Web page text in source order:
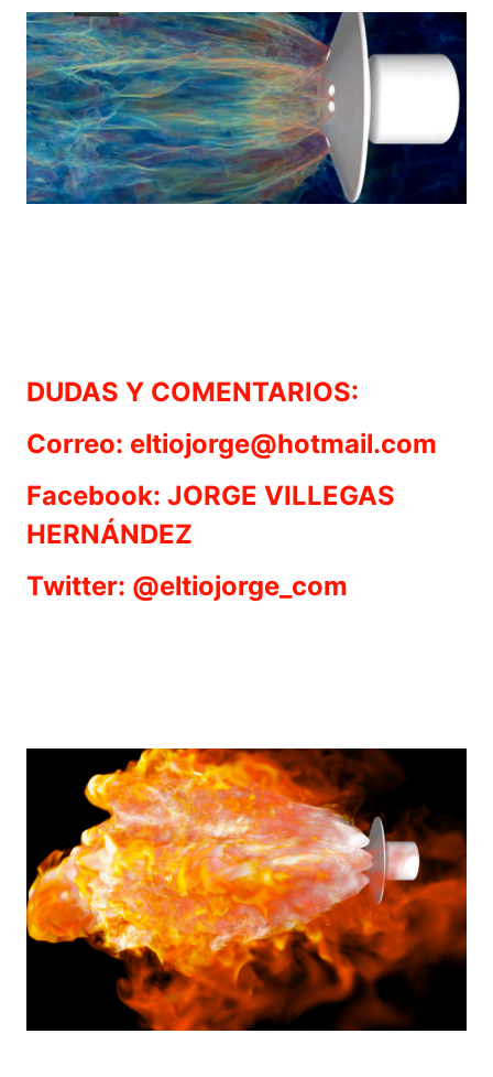
DUDAS Y COMENTARIOS:
Correo: eltiojorge@hotmail.com
Facebook: JORGE VILLEGAS
HERNÁNDEZ
Twitter: @eltiojorge_com